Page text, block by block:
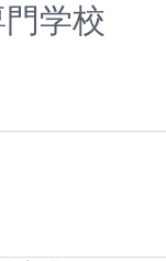
学校